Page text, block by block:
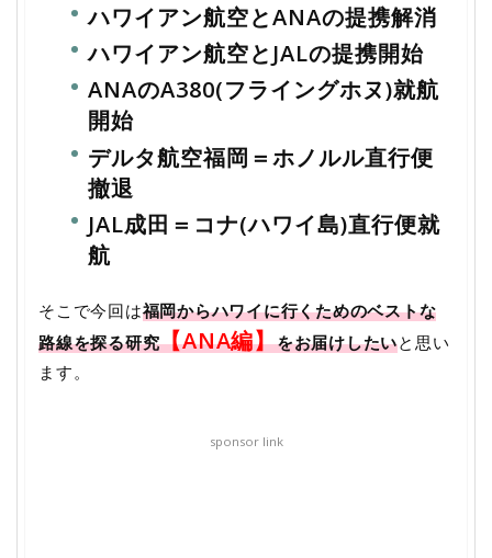
ハワイアン航空とANAの提携解消
ハワイアン航空とJALの提携開始
ANAのA380(フライングホヌ)就航
開始
デルタ航空福岡＝ホノルル直行便
撤退
JAL成田＝コナ(ハワイ島)直行便就
航
そこで今回は福岡からハワイに行くためのベストな
路線を探る研究【ANA編】をお届けしたいと思い
ます。
sponsor link